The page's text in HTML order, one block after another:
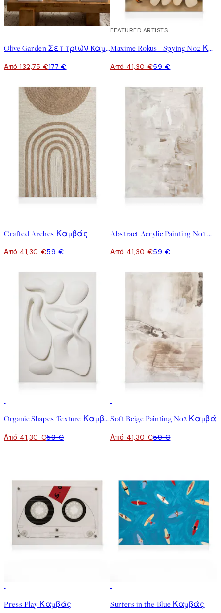
Olive Garden Σετ τριών καμβάδων
Από 132,75 €177 €
30%*
FEATURED ARTISTS
Maxime Rokus - Spying No2 Καμβάς
Από 41,30 €59 €
Crafted Arches Καμβάς
Από 41,30 €59 €
Abstract Acrylic Painting No1 Καμβάς
Από 41,30 €59 €
Organic Shapes Texture Καμβάς
Από 41,30 €59 €
Soft Beige Painting No2 Καμβά
Από 41,30 €59 €
Press Play Καμβάς Surfers in the Blue Καμβάς